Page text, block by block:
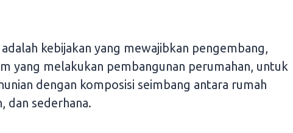
kebijakan yang mewajibkan pengembang,
yang melakukan pembangunan perumahan, untuk
dengan komposisi seimbang antara rumah
dan sederhana.